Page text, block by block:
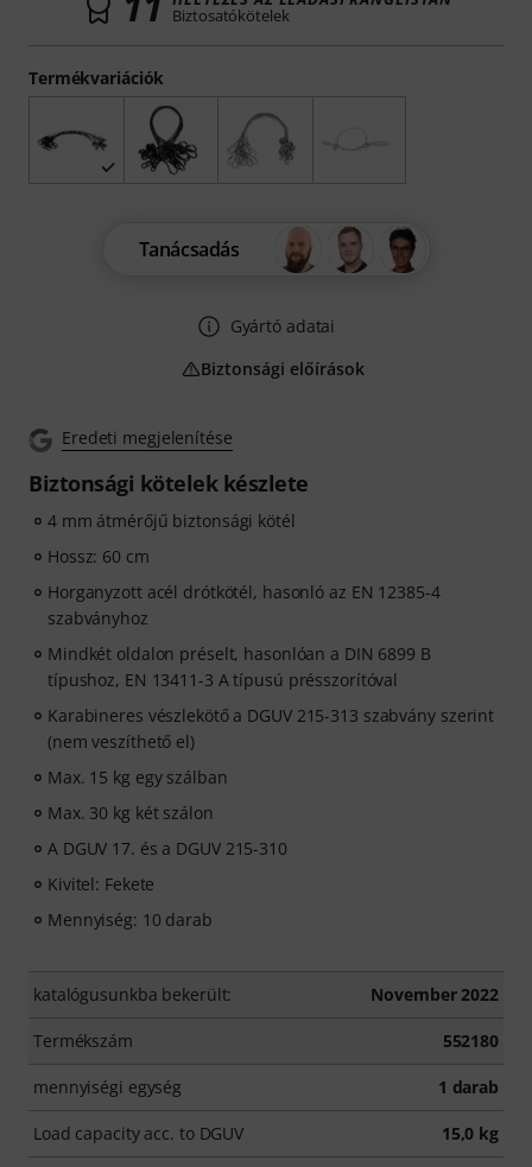
Eredeti megjelenítése
Biztonsági kötelek készlete
4 mm átmérőjű biztonsági kötél
Hossz: 60 cm
Horganyzott acél drótkötél, hasonló az EN 12385-4
szabványhoz
Mindkét oldalon préselt, hasonlóan a DIN 6899 B
típushoz, EN 13411-3 A típusú présszorítóval
Karabineres vészlekötő a DGUV 215-313 szabvány szerint
(nem veszíthető el)
Max. 15 kg egy szálban
Max. 30 kg két szálon
A DGUV 17. és a DGUV 215-310
Kivitel: Fekete
Mennyiség: 10 darab
katalógusunkba bekerült: November 2022
Termékszám 552180
mennyiségi egység 1 darab
Load capacity acc. to DGUV 15,0 kg
Termékvariációk
Biztosatókötelek
Tanácsadás
Gyártó adatai
Biztonsági előírások